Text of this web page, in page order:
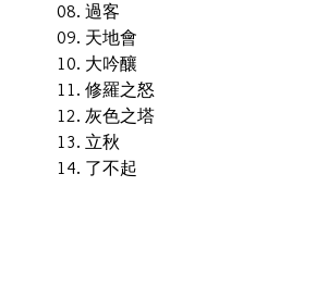
08. 過客
09. 天地會
10. 大吟釀
11. 修羅之怒
12. 灰色之塔
13. 立秋
14. 了不起